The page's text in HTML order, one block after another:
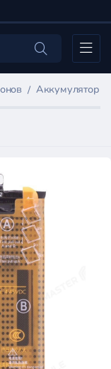
Аккумуляторы